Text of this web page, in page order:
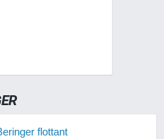
flottant